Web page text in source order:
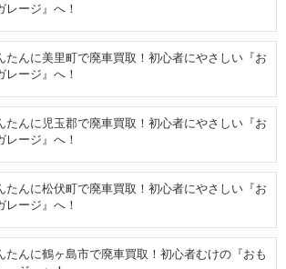
レージ』へ！
たんに美里町で廃車買取！初心者にやさしい『お
レージ』へ！
たんに児玉郡で廃車買取！初心者にやさしい『お
レージ』へ！
たんに松伏町で廃車買取！初心者にやさしい『お
レージ』へ！
たんに鶴ヶ島市で廃車買取！初心者むけの『おも